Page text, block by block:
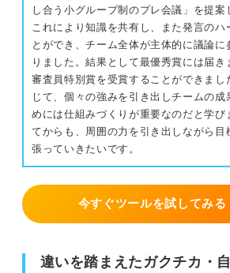
し合う小グループ制のプレ会議」を提案
これにより知識を共有し、また発言のハ
とができ、チーム全体が主体的に議論に
りました。結果として最優秀賞には届き
審査員特別賞を受賞することができまし
じて、個々の強みを引き出しチームの成
めには仕組みづくりが重要なのだと学び
てからも、周囲の力を引き出しながら目
張っていきたいです。
今すぐツールを試してみる
違いを踏まえたガクチカ・